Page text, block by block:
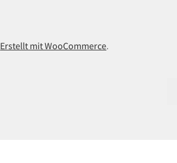
Erstellt mit WooCommerce.